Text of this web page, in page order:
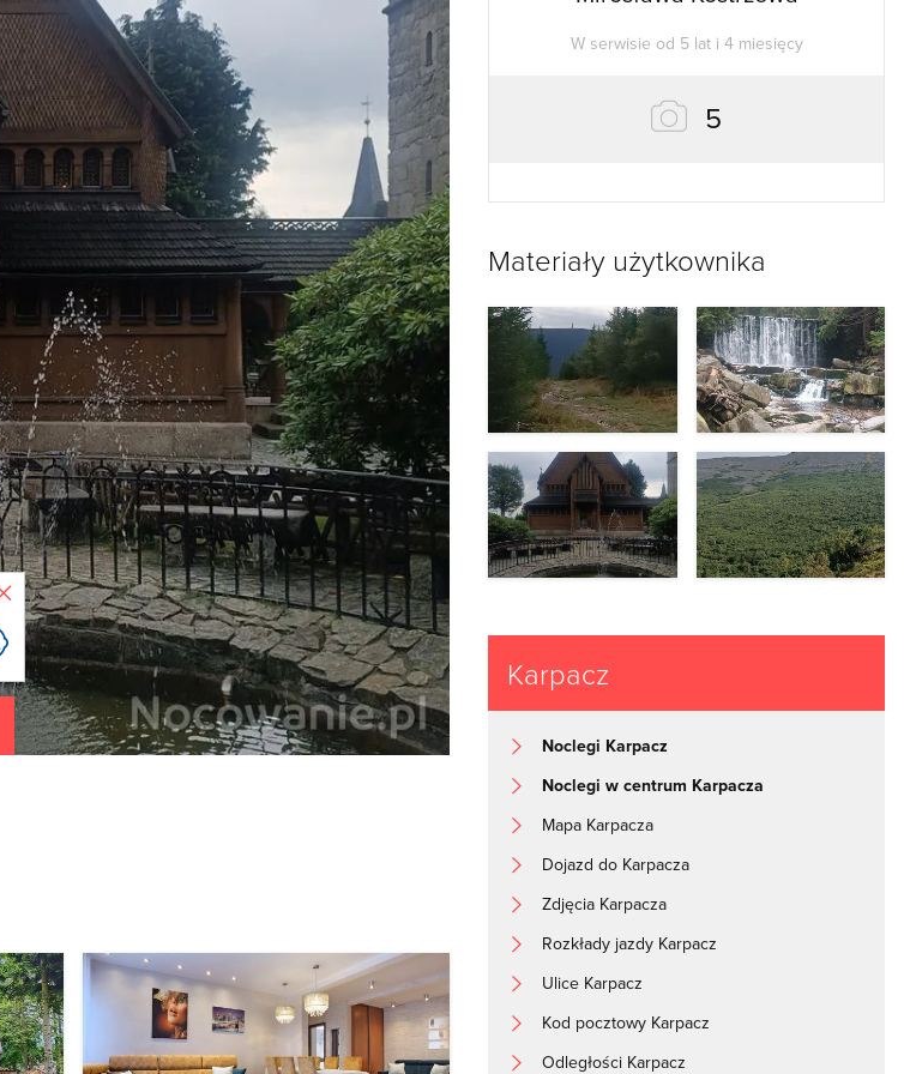
Zamknij
W serwisie od 5 lat i 4 miesięcy
5
Materiały użytkownika
Karpacz
Noclegi Karpacz
Noclegi w centrum Karpacza
Mapa Karpacza
Dojazd do Karpacza
Zdjęcia Karpacza
Rozkłady jazdy Karpacz
Ulice Karpacz
Kod pocztowy Karpacz
Odległości Karpacz